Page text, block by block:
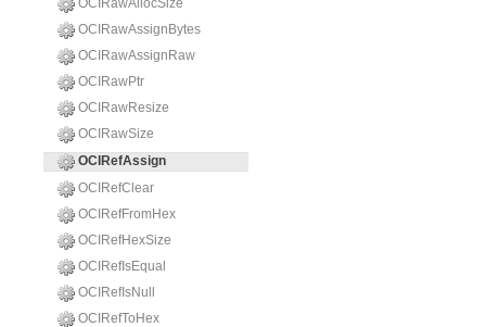
OCIRawAllocSize
OCIRawAssignBytes
OCIRawAssignRaw
OCIRawPtr
OCIRawResize
OCIRawSize
OCIRefAssign
OCIRefClear
OCIRefFromHex
OCIRefHexSize
OCIRefIsEqual
OCIRefIsNull
OCIRefToHex